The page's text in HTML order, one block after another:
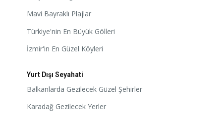
Mavi Bayraklı Plajlar
Türkiye'nin En Büyük Gölleri
İzmir'in En Güzel Köyleri
Yurt Dışı Seyahati
Balkanlarda Gezilecek Güzel Şehirler
Karadağ Gezilecek Yerler